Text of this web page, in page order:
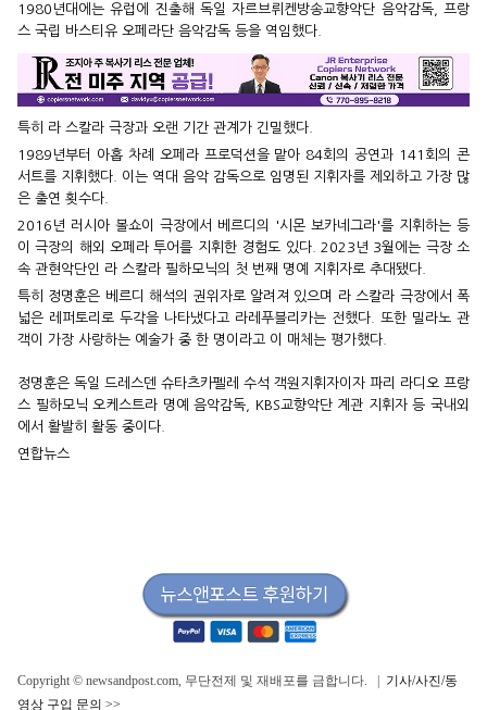
1980년대에는 유럽에 진출해 독일 자르브뤼켄방송교향악단 음악감독, 프랑
스 국립 바스티유 오페라단 음악감독 등을 역임했다.
특히 라 스칼라 극장과 오랜 기간 관계가 긴밀했다.
1989년부터 아홉 차례 오페라 프로덕션을 맡아 84회의 공연과 141회의 콘
서트를 지휘했다. 이는 역대 음악 감독으로 임명된 지휘자를 제외하고 가장 많
은 출연 횟수다.
2016년 러시아 볼쇼이 극장에서 베르디의 '시몬 보카네그라'를 지휘하는 등
이 극장의 해외 오페라 투어를 지휘한 경험도 있다. 2023년 3월에는 극장 소
속 관현악단인 라 스칼라 필하모닉의 첫 번째 명예 지휘자로 추대됐다.
특히 정명훈은 베르디 해석의 권위자로 알려져 있으며 라 스칼라 극장에서 폭
넓은 레퍼토리로 두각을 나타냈다고 라레푸블리카는 전했다. 또한 밀라노 관
객이 가장 사랑하는 예술가 중 한 명이라고 이 매체는 평가했다.
정명훈은 독일 드레스덴 슈타츠카펠레 수석 객원지휘자이자 파리 라디오 프랑
스 필하모닉 오케스트라 명예 음악감독, KBS교향악단 계관 지휘자 등 국내외
에서 활발히 활동 중이다.
연합뉴스
Copyright © newsandpost.com, 무단전제 및 재배포를 금합니다. | 기사/사진/동
영상 구입 문의 >>